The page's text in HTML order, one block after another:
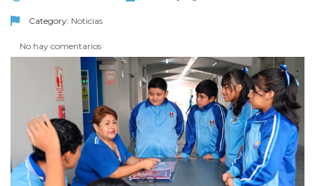
Category: Noticias
No hay comentarios